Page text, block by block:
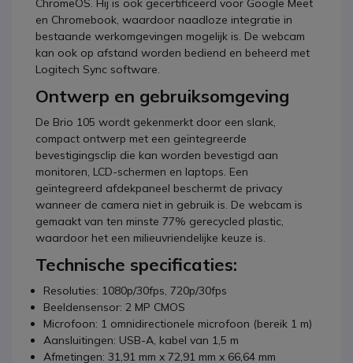
en Chromebook, waardoor naadloze integratie in
bestaande werkomgevingen mogelijk is. De webcam
kan ook op afstand worden bediend en beheerd met
Logitech Sync software.
Ontwerp en gebruiksomgeving
De Brio 105 wordt gekenmerkt door een slank,
compact ontwerp met een geïntegreerde
bevestigingsclip die kan worden bevestigd aan
monitoren, LCD-schermen en laptops. Een
geïntegreerd afdekpaneel beschermt de privacy
wanneer de camera niet in gebruik is. De webcam is
gemaakt van ten minste 77% gerecycled plastic,
waardoor het een milieuvriendelijke keuze is.
Technische specificaties:
Resoluties: 1080p/30fps, 720p/30fps
Beeldensensor: 2 MP CMOS
Microfoon: 1 omnidirectionele microfoon (bereik 1 m)
Aansluitingen: USB-A, kabel van 1,5 m
Afmetingen: 31,91 mm x 72,91 mm x 66,64 mm